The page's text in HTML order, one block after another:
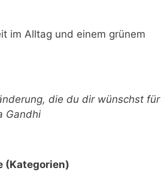
im Alltag und einem grünem
die du dir wünschst für
Gandhi
(Kategorien)